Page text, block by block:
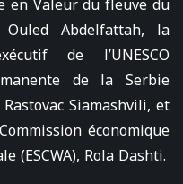
Ouled Abdelfattah, la
de l’UNESCO
de la Serbie
Siamashvili, et
économique
(ESCWA), Rola Dashti.